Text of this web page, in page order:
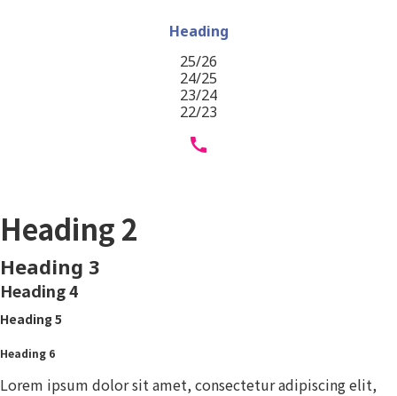
Heading
Heading 2
Heading 3
Heading 4
Heading 5
Heading 6
Lorem ipsum dolor sit amet, consectetur adipiscing elit,
25/26
24/25
23/24
22/23